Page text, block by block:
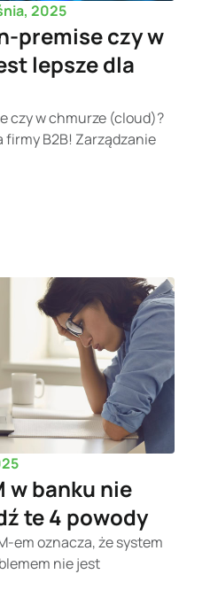
2025
premise czy w
lepsze dla
czy w chmurze (cloud)?
firmy B2B! Zarządzanie
w banku nie
te 4 powody
em oznacza, że system
nie jest